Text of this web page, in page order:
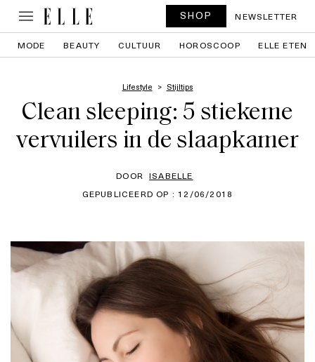
SHOP NEWSLETTER
MODE BEAUTY CULTUUR HOROSCOOP ELLE ETEN
Lifestyle Stijltips
Clean sleeping: 5 stiekeme
vervuilers in de slaapkamer
DOOR ISABELLE
GEPUBLICEERD OP : 12/06/2018